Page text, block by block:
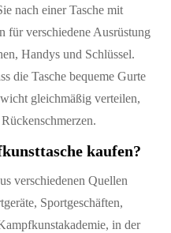
nach einer Tasche mit
für verschiedene Ausrüstung
Handys und Schlüssel.
die Tasche bequeme Gurte
gleichmäßig verteilen,
kaufen?
verschiedenen Quellen
Sportgeschäften,
in der